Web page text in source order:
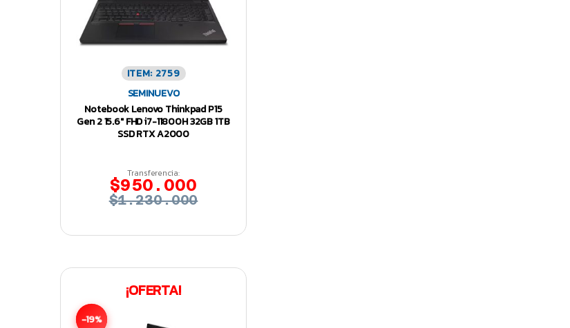
ITEM: 2759
SEMINUEVO
Notebook Lenovo Thinkpad P15
Gen 2 15.6″ FHD i7-11800H 32GB 1TB
SSD RTX A2000
Transferencia:
$950.000
$1.230.000
¡OFERTA!
-19%